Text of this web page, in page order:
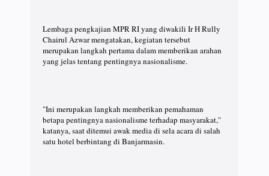
Lembaga pengkajian MPR RI yang diwakili Ir H Rully
Chairul Azwar mengatakan, kegiatan tersebut
merupakan langkah pertama dalam memberikan arahan
yang jelas tentang pentingnya nasionalisme.
"Ini merupakan langkah memberikan pemahaman
betapa pentingnya nasionalisme terhadap masyarakat,"
katanya, saat ditemui awak media di sela acara di salah
satu hotel berbintang di Banjarmasin.